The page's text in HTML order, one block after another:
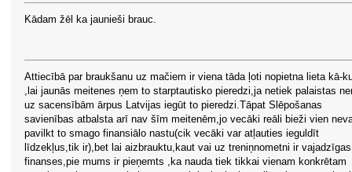
Kādam žēl ka jaunieši brauc.
Attiecībā par braukšanu uz mačiem ir viena tāda ļoti nopietna lieta kā-
,lai jaunās meitenes ņem to starptautisko pieredzi,ja netiek palaistas
uz sacensībām ārpus Latvijas iegūt to pieredzi.Tāpat Slēpošanas
savienības atbalsta arī nav šīm meitenēm,jo vecāki reāli bieži vien
pavilkt to smago finansiālo nastu(cik vecāki var atļauties ieguldīt
līdzekļus,tik ir),bet lai aizbrauktu,kaut vai uz treniņnometni ir vajadzīgas
finanses,pie mums ir pieņemts ,ka nauda tiek tikkai vienam konkrētam